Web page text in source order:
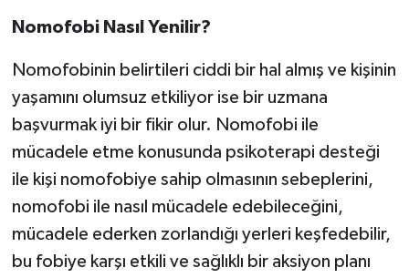
Nomofobi Nasıl Yenilir?
Nomofobinin belirtileri ciddi bir hal almış ve kişinin
yaşamını olumsuz etkiliyor ise bir uzmana
başvurmak iyi bir fikir olur. Nomofobi ile
mücadele etme konusunda psikoterapi desteği
ile kişi nomofobiye sahip olmasının sebeplerini,
nomofobi ile nasıl mücadele edebileceğini,
mücadele ederken zorlandığı yerleri keşfedebilir,
bu fobiye karşı etkili ve sağlıklı bir aksiyon planı